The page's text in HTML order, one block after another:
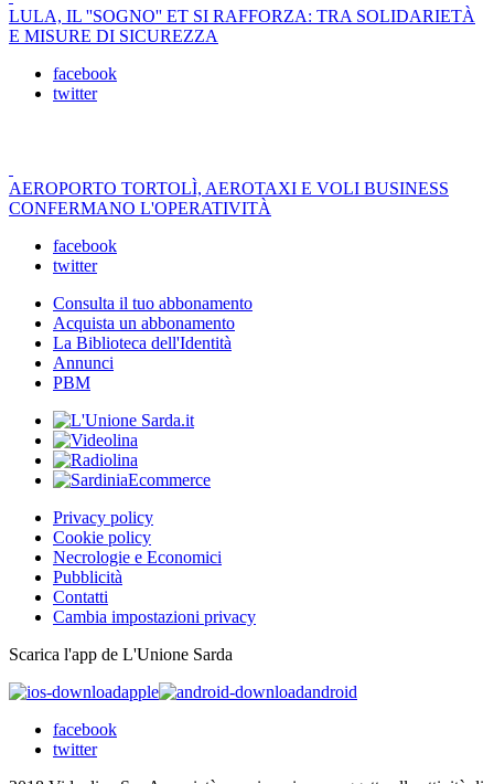
LULA, IL ''SOGNO'' ET SI RAFFORZA: TRA SOLIDARIETÀ
E MISURE DI SICUREZZA
facebook
twitter
AEROPORTO TORTOLÌ, AEROTAXI E VOLI BUSINESS
CONFERMANO L'OPERATIVITÀ
facebook
twitter
Consulta il tuo abbonamento
Acquista un abbonamento
La Biblioteca dell'Identità
Annunci
PBM
Privacy policy
Cookie policy
Necrologie e Economici
Pubblicità
Contatti
Cambia impostazioni privacy
Scarica l'app de L'Unione Sarda
apple
android
facebook
twitter